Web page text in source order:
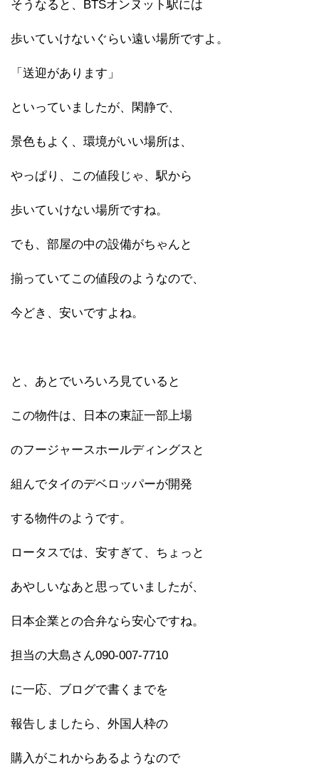
そうなると、BTSオンヌット駅には
歩いていけないぐらい遠い場所ですよ。
「送迎があります」
といっていましたが、閑静で、
景色もよく、環境がいい場所は、
やっぱり、この値段じゃ、駅から
歩いていけない場所ですね。
でも、部屋の中の設備がちゃんと
揃っていてこの値段のようなので、
今どき、安いですよね。
と、あとでいろいろ見ていると
この物件は、日本の東証一部上場
のフージャースホールディングスと
組んでタイのデベロッパーが開発
する物件のようです。
ロータスでは、安すぎて、ちょっと
あやしいなあと思っていましたが、
日本企業との合弁なら安心ですね。
担当の大島さん090-007-7710
に一応、ブログで書くまでを
報告しましたら、外国人枠の
購入がこれからあるようなので